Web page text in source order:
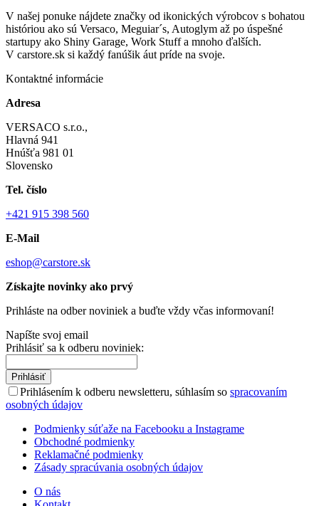
V našej ponuke nájdete značky od ikonických výrobcov s bohatou
históriou ako sú Versaco, Meguiar´s, Autoglym až po úspešné
startupy ako Shiny Garage, Work Stuff a mnoho ďalších.
V carstore.sk si každý fanúšik áut príde na svoje.
Kontaktné informácie
Adresa
VERSACO s.r.o.,
Hlavná 941
Hnúšťa 981 01
Slovensko
Tel. číslo
+421 915 398 560
E-Mail
eshop@carstore.sk
Získajte novinky ako prvý
Prihláste na odber noviniek a buďte vždy včas informovaní!
Napíšte svoj email
Prihlásiť sa k odberu noviniek:
Prihlásiť
Prihlásením k odberu newsletteru, súhlasím so spracovaním
osobných údajov
Podmienky súťaže na Facebooku a Instagrame
Obchodné podmienky
Reklamačné podmienky
Zásady spracúvania osobných údajov
O nás